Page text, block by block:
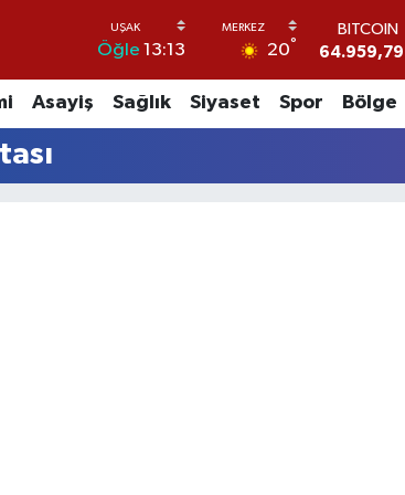
Öğle 13:13 20°
BITCOIN
64.959,79
47,7436
Asayiş Sağlık Siyaset Spor Bölge